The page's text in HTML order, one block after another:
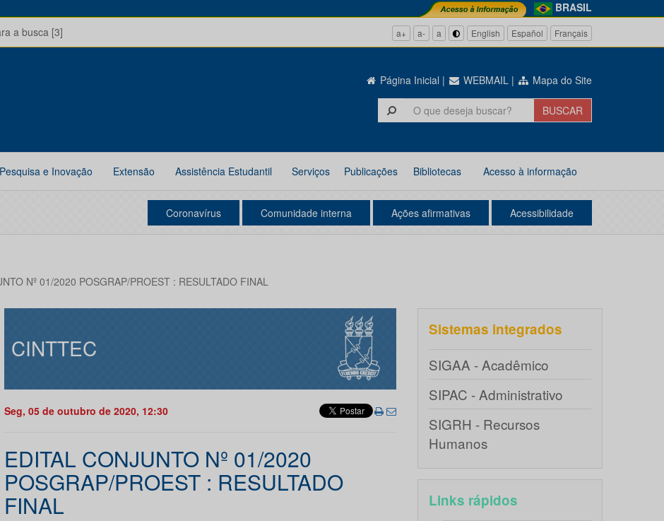
BRASIL
a busca [3] a+ a- a English Español Français
Página Inicial | WEBMAIL | Mapa do Site
Pesquisa e Inovação Extensão Assistência Estudantil Serviços Publicações Bibliotecas Acesso à informação
Coronavírus Comunidade interna Ações afirmativas Acessibilidade
Nº 01/2020 POSGRAP/PROEST : RESULTADO FINAL
CINTTEC
Seg, 05 de outubro de 2020, 12:30
EDITAL CONJUNTO Nº 01/2020
POSGRAP/PROEST : RESULTADO
FINAL
Sistemas integrados
SIGAA - Acadêmico
SIPAC - Administrativo
SIGRH - Recursos
Humanos
Links rápidos